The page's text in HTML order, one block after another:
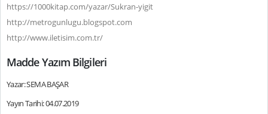
https://1000kitap.com/yazar/Sukran-yigit
http://metrogunlugu.blogspot.com
http://www.iletisim.com.tr/
Madde Yazım Bilgileri
Yazar: SEMA BAŞAR
Yayın Tarihi: 04.07.2019